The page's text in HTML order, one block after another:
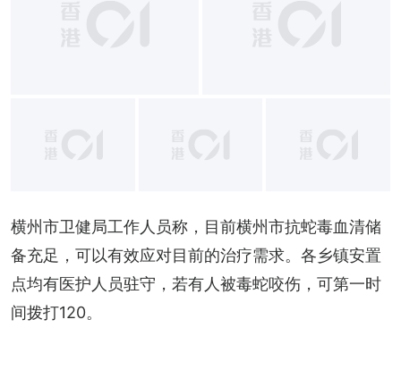
横州市卫健局工作人员称，目前横州市抗蛇毒血清储
备充足，可以有效应对目前的治疗需求。各乡镇安置
点均有医护人员驻守，若有人被毒蛇咬伤，可第一时
间拨打120。